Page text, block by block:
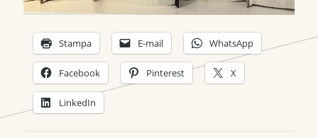
Stampa E-mail WhatsApp
Facebook Pinterest X
LinkedIn